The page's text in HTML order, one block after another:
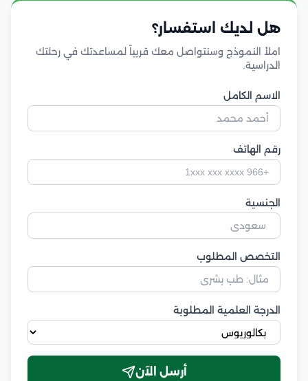
هل لديك استفسار؟
املأ النموذج وسنتواصل معك قريباً لمساعدتك في رحلتك
الدراسية.
الاسم الكامل
رقم الهاتف
الجنسية
التخصص المطلوب
الدرجة العلمية المطلوبة
أرسل الآن